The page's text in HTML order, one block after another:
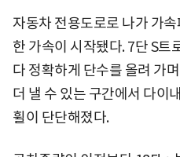
자동차 전용도로로 나가 가
한 가속이 시작됐다. 7단 S트
다 정확하게 단수를 올려 가
더 낼 수 있는 구간에서 다이
휠이 단단해졌다.